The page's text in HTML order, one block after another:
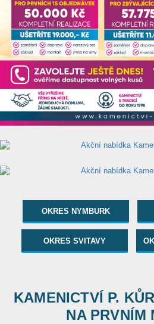
OKRES NYMBURK
OKRES SVITAVY
KAMENICTVÍ P.
NA PRVNÍM